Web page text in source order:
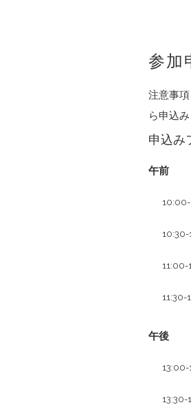
参加
注意事
ら申込み
申込み
午前
10:30-
11:00-
11:30-
午後
13:00-
13:30-